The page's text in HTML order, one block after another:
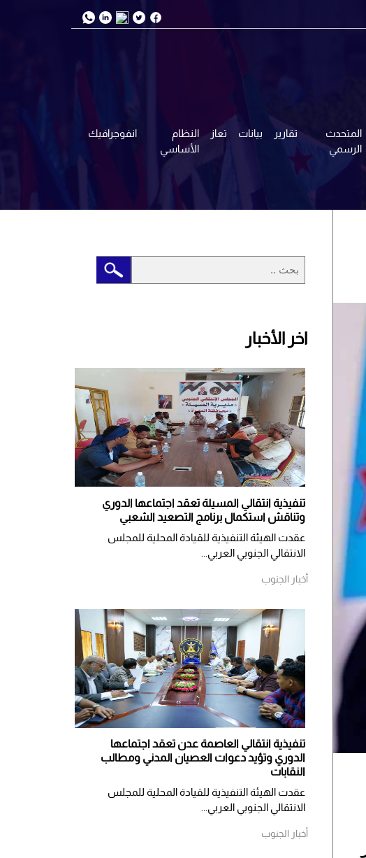
المتحدث
الرسمي
تقارير بيانات تعاز
النظام
الأساسي
انفوجرافيك
اخر الأخبار
تنفيذية انتقالي المسيلة تعقد اجتماعها الدوري
وتناقش استكمال برنامج التصعيد الشعبي
عقدت الهيئة التنفيذية للقيادة المحلية للمجلس
الانتقالي الجنوبي العربي...
أخبار الجنوب
تنفيذية انتقالي العاصمة عدن تعقد اجتماعها
الدوري وتؤيد دعوات العصيان المدني ومطالب
النقابات
​عقدت الهيئة التنفيذية للقيادة المحلية للمجلس
الانتقالي الجنوبي العربي...
أخبار الجنوب